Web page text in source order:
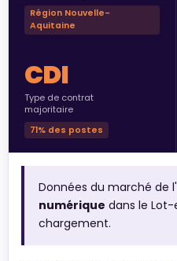
Région Nouvelle-
Aquitaine
CDI
Type de contrat
majoritaire
71% des postes
Données du marché de
numérique dans le
chargement.